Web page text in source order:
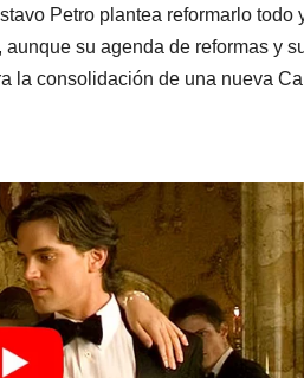
Petro plantea reformarlo todo
su agenda de reformas y
la consolidación de una nueva